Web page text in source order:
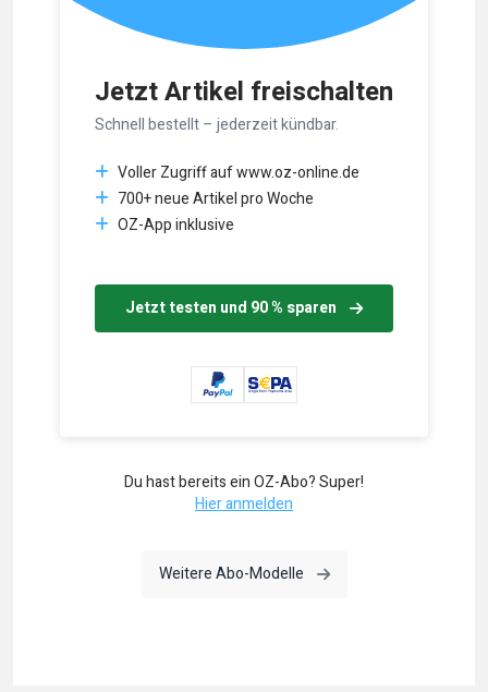
Jetzt Artikel freischalten
Schnell bestellt – jederzeit kündbar.
Voller Zugriff auf www.oz-online.de
700+ neue Artikel pro Woche
OZ-App inklusive
Jetzt testen und 90 % sparen
Du hast bereits ein OZ-Abo? Super!
Hier anmelden
Weitere Abo-Modelle